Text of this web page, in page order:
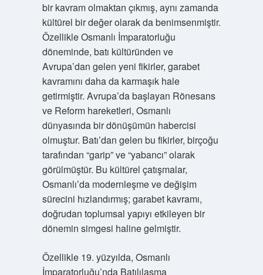
bir kavram olmaktan çıkmış, aynı zamanda
kültürel bir değer olarak da benimsenmiştir.
Özellikle Osmanlı İmparatorluğu
döneminde, batı kültüründen ve
Avrupa’dan gelen yeni fikirler, garabet
kavramını daha da karmaşık hale
getirmiştir. Avrupa’da başlayan Rönesans
ve Reform hareketleri, Osmanlı
dünyasında bir dönüşümün habercisi
olmuştur. Batı’dan gelen bu fikirler, birçoğu
tarafından “garip” ve “yabancı” olarak
görülmüştür. Bu kültürel çatışmalar,
Osmanlı’da modernleşme ve değişim
sürecini hızlandırmış; garabet kavramı,
doğrudan toplumsal yapıyı etkileyen bir
dönemin simgesi haline gelmiştir.
Özellikle 19. yüzyılda, Osmanlı
İmparatorluğu’nda Batılılaşma